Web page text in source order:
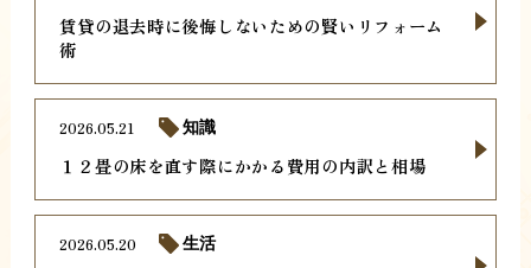
賃貸の退去時に後悔しないための賢いリフォーム
術
１２畳の床を直す際にかかる費用の内訳と相場
2026.05.21 知識
2026.05.20 生活